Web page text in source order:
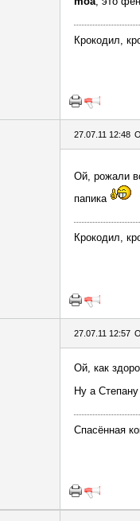
Крокодил,
27.07.11 12:48
Ой, рожали
папика
Крокодил,
27.07.11 12:57
Ой, как
Ну а
Спасённая